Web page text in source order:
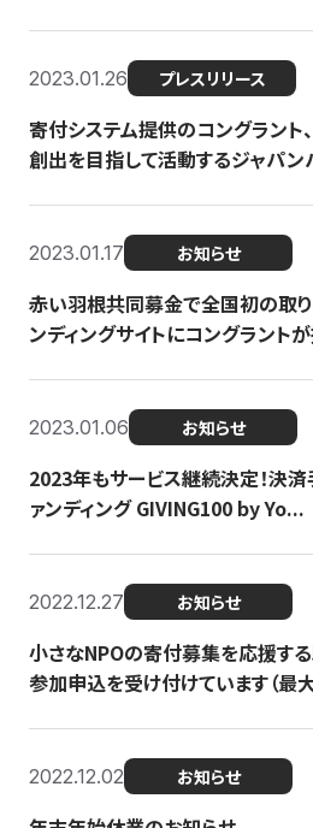
2023.01.26 プレスリリース
寄付システム提供のコングラント
創出を目指して活動するジャパン
2023.01.17 お知らせ
赤い羽根共同募金で全国初の取
ンディングサイトにコングラント
2023.01.06 お知らせ
2023年もサービス継続決定！決
ァンディング GIVING100 by Yo...
2022.12.27 お知らせ
小さなNPOの寄付募集を応援す
参加申込を受け付けています（最
2022.12.02 お知らせ